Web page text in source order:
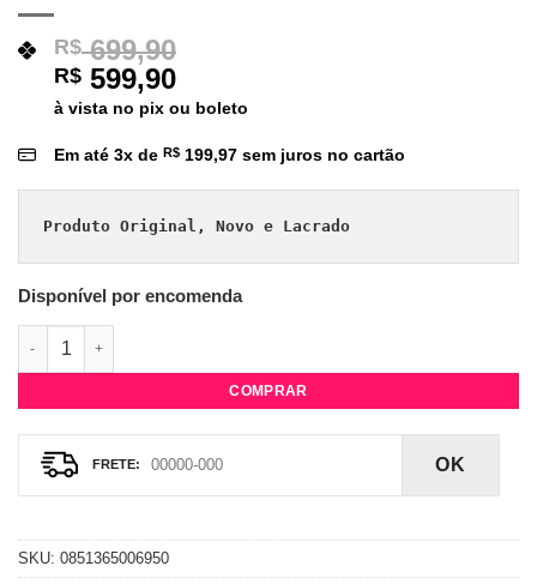
R$699,90
R$ 599,90
à vista no pix ou boleto
Em até 3x de R$ 199,97 sem juros no cartão
Produto Original, Novo e Lacrado
Disponível por encomenda
Vinil Rihanna - ANTi quantidade
COMPRAR
OK
SKU: 0851365006950